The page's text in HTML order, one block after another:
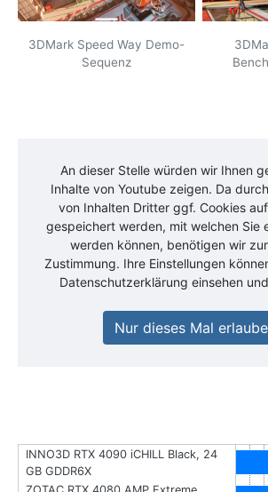
3DMark Speed Way Demo-
Sequenz
An dieser Stelle würden wir Ihnen
Inhalte von Youtube zeigen. Da
von Inhalten Dritter ggf. Cookies
gespeichert werden, mit welchen Sie
werden können, benötigen wir
Zustimmung. Ihre Einstellungen
Datenschutzerklärung einsehen
Nur dieses Mal
INNO3D RTX 4090 iCHILL Black, 24
GB GDDR6X